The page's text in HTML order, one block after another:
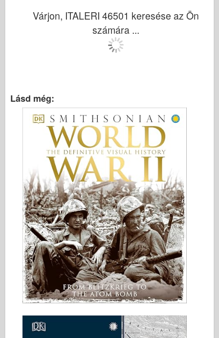
Várjon, ITALERI 46501 keresése az Ön
számára ...
Lásd még: